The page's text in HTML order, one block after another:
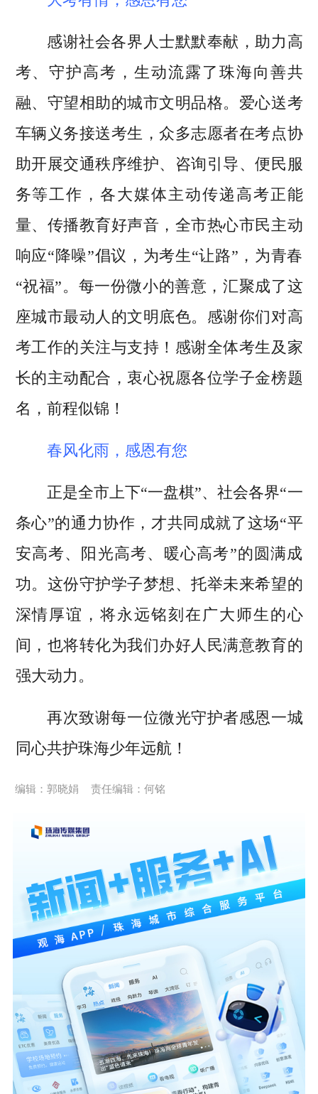
感谢社会各界人士默默奉献，助力高
考、守护高考，生动流露了珠海向善共
融、守望相助的城市文明品格。爱心送考
车辆义务接送考生，众多志愿者在考点协
助开展交通秩序维护、咨询引导、便民服
务等工作，各大媒体主动传递高考正能
量、传播教育好声音，全市热心市民主动
响应“降噪”倡议，为考生“让路”，为青春
“祝福”。每一份微小的善意，汇聚成了这
座城市最动人的文明底色。感谢你们对高
考工作的关注与支持！感谢全体考生及家
长的主动配合，衷心祝愿各位学子金榜题
名，前程似锦！
春风化雨，感恩有您
正是全市上下“一盘棋”、社会各界“一
条心”的通力协作，才共同成就了这场“平
安高考、阳光高考、暖心高考”的圆满成
功。这份守护学子梦想、托举未来希望的
深情厚谊，将永远铭刻在广大师生的心
间，也将转化为我们办好人民满意教育的
强大动力。
再次致谢每一位微光守护者感恩一城
同心共护珠海少年远航！
编辑：郭晓娟 责任编辑：何铭